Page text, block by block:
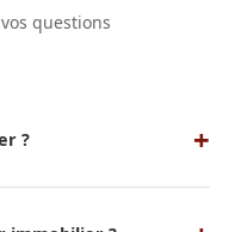
questions
?